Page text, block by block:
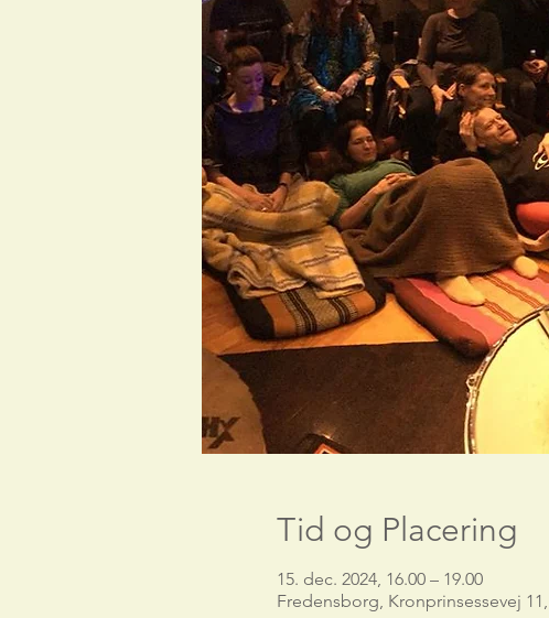
Tid og Placering
15. dec. 2024, 16.00 – 19.00
Fredensborg, Kronprinsessevej